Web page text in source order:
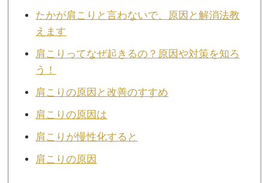
たかが肩こりと言わないで、原因と解消法教
えます
肩こりってなぜ起きるの？原因や対策を知ろ
う！
肩こりの原因と改善のすすめ
肩こりの原因は
肩こりが慢性化すると
肩こりの原因